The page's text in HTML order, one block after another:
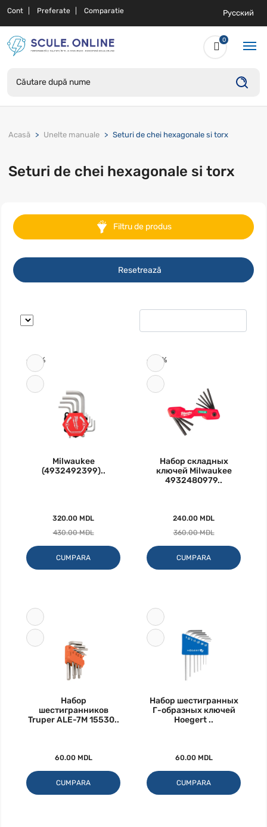
Cont Preferate Comparatie Русский
0
Acasă Unelte manuale Seturi de chei hexagonale si torx
Seturi de chei hexagonale si torx
Filtru de produs
Resetrează
-26%
Milwaukee
(4932492399)..
320.00 MDL
430.00 MDL
CUMPARA
-33%
Набор складных
ключей Milwaukee
4932480979..
240.00 MDL
360.00 MDL
CUMPARA
Набор
шестигранников
Truper ALE-7M 15530..
60.00 MDL
CUMPARA
Набор шестигранных
Г-образных ключей
Hoegert ..
60.00 MDL
CUMPARA